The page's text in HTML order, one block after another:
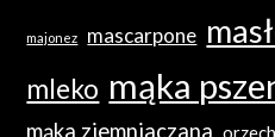
majonez mascarpone
mleko mąka
mąka ziemniaczana